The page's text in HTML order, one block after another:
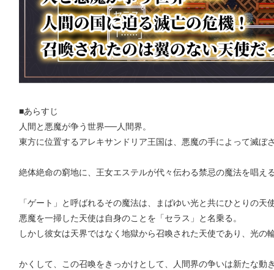
■あらすじ
人間と悪魔が争う世界──人間界。
東方に位置するアレキサンドリア王国は、悪魔の手によって滅ぼ
絶体絶命の窮地に、王女エステルが代々伝わる禁忌の魔法を唱え
「ゲート」と呼ばれるその魔法は、まばゆい光と共にひとりの天
悪魔を一掃した天使は自身のことを「セラス」と名乗る。
しかし彼女は天界ではなく地獄から召喚された天使であり、光の
かくして、この召喚をきっかけとして、人間界の争いは新たな動